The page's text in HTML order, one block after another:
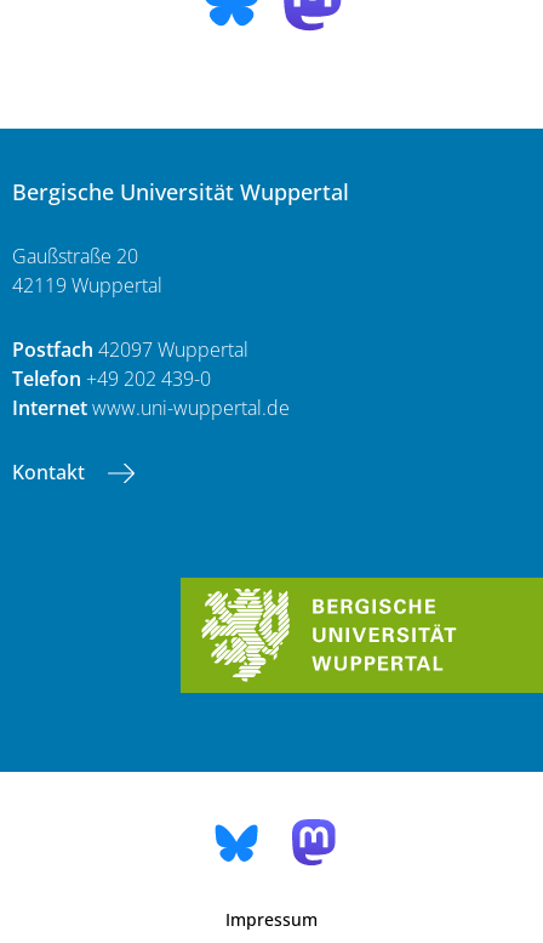
Bergische Universität Wuppertal
Gaußstraße 20
42119 Wuppertal
Postfach 42097 Wuppertal
Telefon +49 202 439-0
Internetwww.uni-wuppertal.de
Kontakt
Impressum